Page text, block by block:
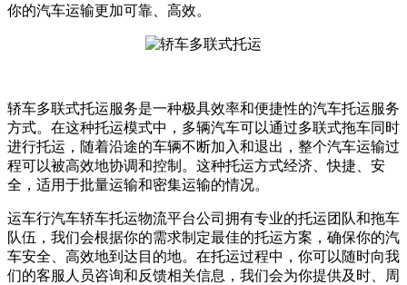
你的汽车运输更加可靠、高效。
轿车多联式托运服务是一种极具效率和便捷性的汽车托运服务
方式。在这种托运模式中，多辆汽车可以通过多联式拖车同时
进行托运，随着沿途的车辆不断加入和退出，整个汽车运输过
程可以被高效地协调和控制。这种托运方式经济、快捷、安
全，适用于批量运输和密集运输的情况。
运车行汽车轿车托运物流平台公司拥有专业的托运团队和拖车
队伍，我们会根据你的需求制定最佳的托运方案，确保你的汽
车安全、高效地到达目的地。在托运过程中，你可以随时向我
们的客服人员咨询和反馈相关信息，我们会为你提供及时、周